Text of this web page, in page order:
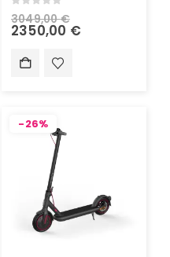
0 out of 5
3049,00€
2350,00 €
-26%